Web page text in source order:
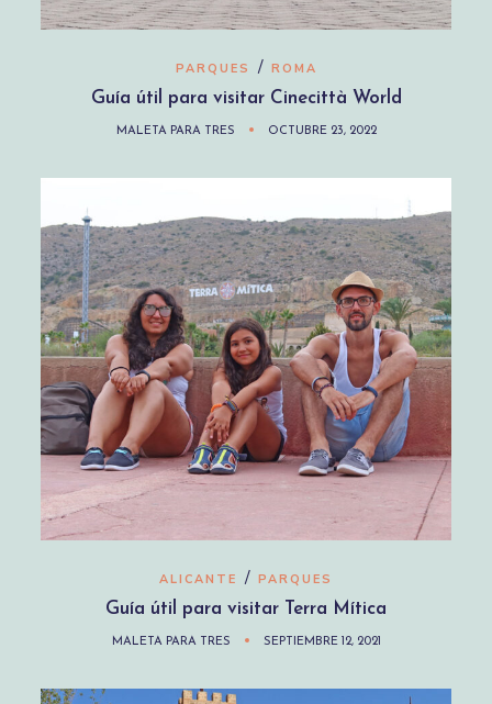
PARQUES / ROMA
Guía útil para visitar Cinecittà World
MALETA PARA TRES OCTUBRE 23, 2022
ALICANTE / PARQUES
Guía útil para visitar Terra Mítica
MALETA PARA TRES SEPTIEMBRE 12, 2021